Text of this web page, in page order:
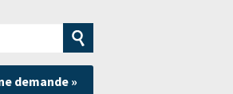
Soumettre
la
demande »